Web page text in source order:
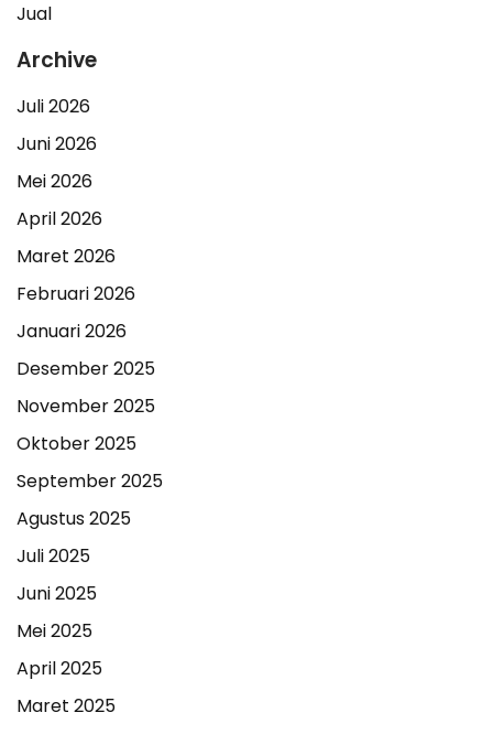
Jual
Archive
Juli 2026
Juni 2026
Mei 2026
April 2026
Maret 2026
Februari 2026
Januari 2026
Desember 2025
November 2025
Oktober 2025
September 2025
Agustus 2025
Juli 2025
Juni 2025
Mei 2025
April 2025
Maret 2025